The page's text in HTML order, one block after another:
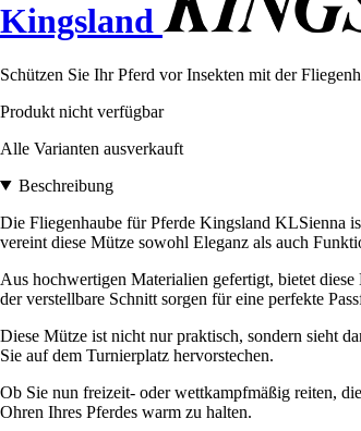
Kingsland
Schützen Sie Ihr Pferd vor Insekten mit der
Produkt nicht verfügbar
Alle Varianten ausverkauft
Beschreibung
Die Fliegenhaube für Pferde Kingsland KLSienna
vereint diese Mütze sowohl Eleganz als auch
Aus hochwertigen Materialien gefertigt, bietet
der verstellbare Schnitt sorgen für eine perfekte
Diese Mütze ist nicht nur praktisch, sondern sieht
Sie auf dem Turnierplatz hervorstechen.
Ob Sie nun freizeit- oder wettkampfmäßig reiten,
Ohren Ihres Pferdes warm zu halten.